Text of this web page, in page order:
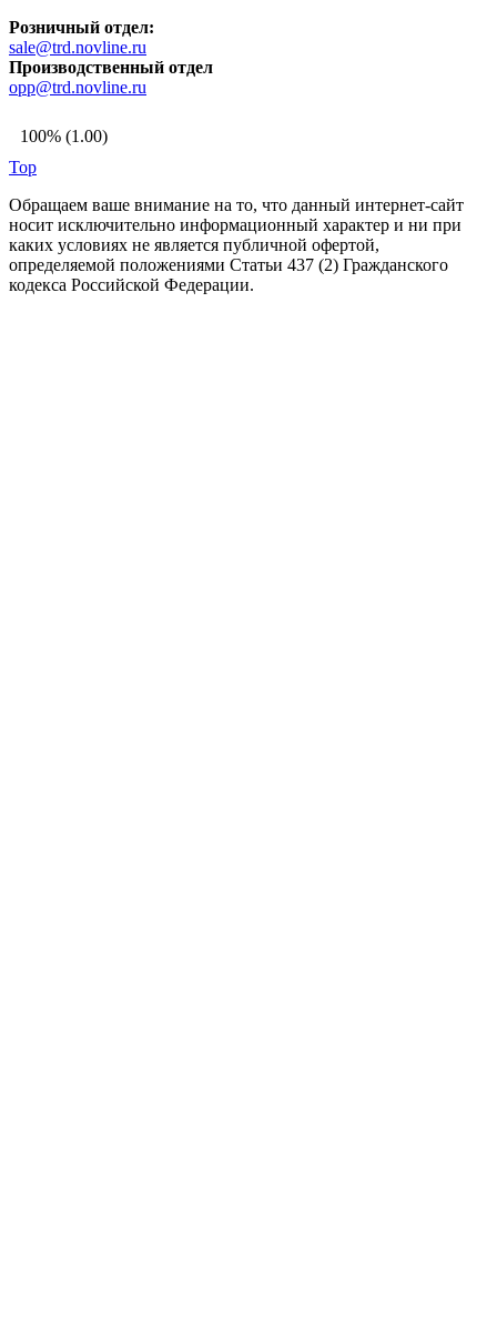
Розничный отдел:
sale@trd.novline.ru
Производственный отдел
opp@trd.novline.ru
100% (1.00)
Top
Обращаем ваше внимание на то, что данный интернет-сайт
носит исключительно информационный характер и ни при
каких условиях не является публичной офертой,
определяемой положениями Статьи 437 (2) Гражданского
кодекса Российской Федерации.